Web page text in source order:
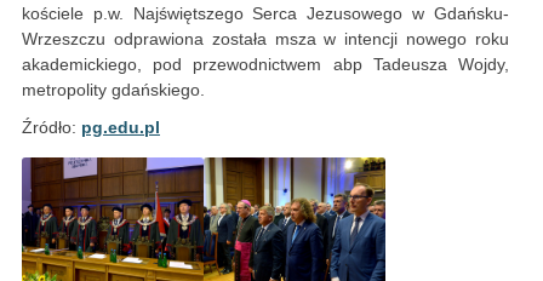
kościele p.w. Najświętszego Serca Jezusowego w Gdańsku-
Wrzeszczu odprawiona została msza w intencji nowego roku
akademickiego, pod przewodnictwem abp Tadeusza Wojdy,
metropolity gdańskiego.
Źródło: pg.edu.pl